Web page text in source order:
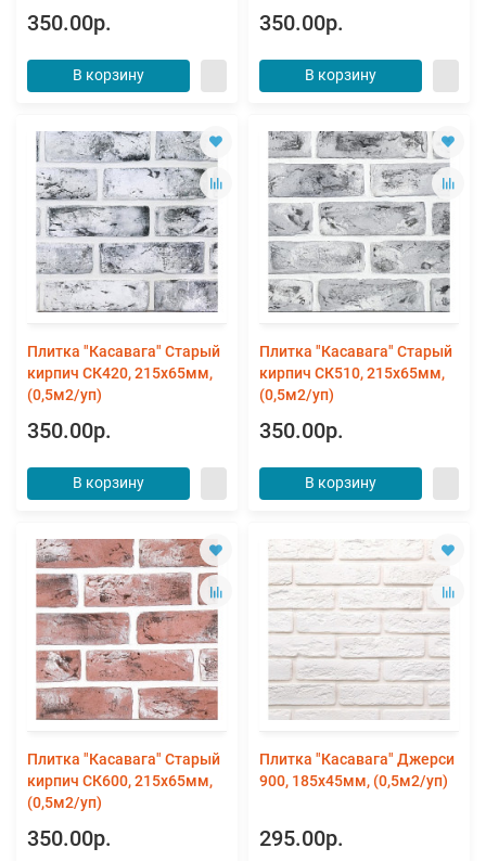
350.00р.
В корзину
350.00р.
В корзину
Плитка "Касавага" Старый
кирпич СК420, 215х65мм,
(0,5м2/уп)
350.00р.
В корзину
Плитка "Касавага" Старый
кирпич СК510, 215х65мм,
(0,5м2/уп)
350.00р.
В корзину
Плитка "Касавага" Старый
кирпич СК600, 215х65мм,
(0,5м2/уп)
350.00р.
Плитка "Касавага" Джерси
900, 185х45мм, (0,5м2/уп)
295.00р.